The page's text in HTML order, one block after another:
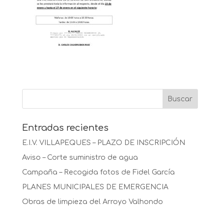
Entradas recientes
E.I.V. VILLAPEQUES – PLAZO DE INSCRIPCIÓN
Aviso – Corte suministro de agua
Campaña – Recogida fotos de Fidel García
PLANES MUNICIPALES DE EMERGENCIA
Obras de limpieza del Arroyo Valhondo